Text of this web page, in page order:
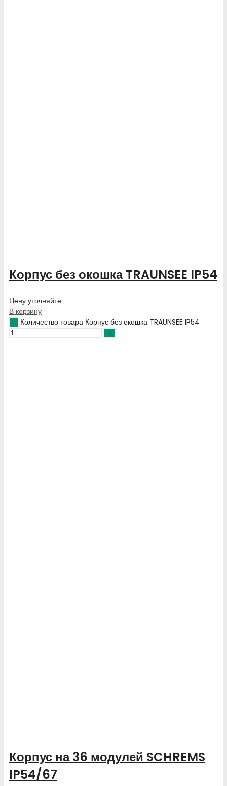
Корпус без окошка TRAUNSEE IP54
Цену уточняйте
В корзину
Количество товара Корпус без окошка TRAUNSEE IP54
Корпус на 36 модулей SCHREMS
IP54/67